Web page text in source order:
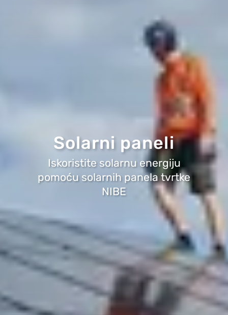
Solarni paneli
Iskoristite solarnu energiju
pomoću solarnih panela tvrtke
NIBE